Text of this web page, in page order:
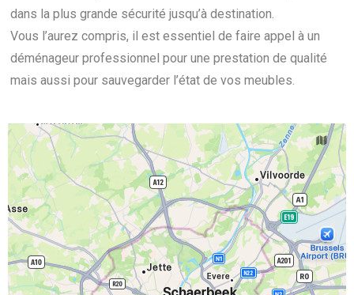
dans la plus grande sécurité jusqu’à destination.
Vous l’aurez compris, il est essentiel de faire appel à un
déménageur professionnel pour une prestation de qualité
mais aussi pour sauvegarder l’état de vos meubles.